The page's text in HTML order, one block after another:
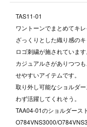
TAS11-01
ワントーンでまとめてキ
ざっくりとした織り感の
ロゴ刺繍が施されています
カジュアルさがありつつ
せやすいアイテムです。
取り外し可能なショルダ
わず活躍してくれそう。
TAA04-01のショルダース
O784VNS3000/